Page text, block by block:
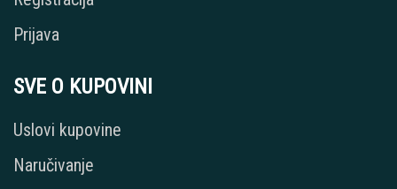
Prijava
SVE O KUPOVINI
Uslovi kupovine
Naručivanje